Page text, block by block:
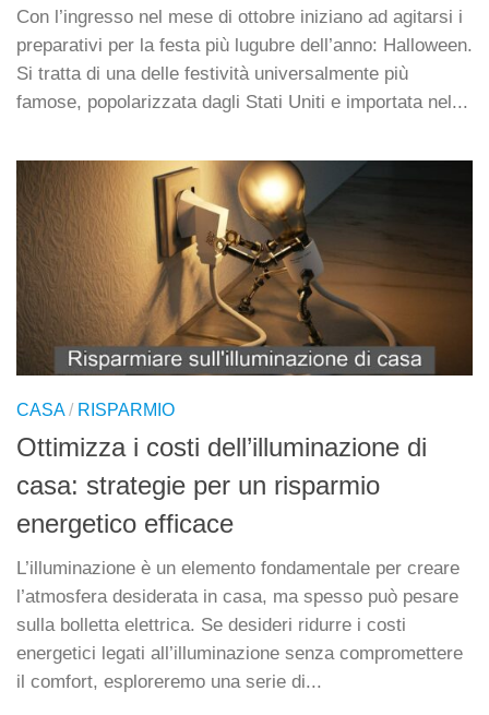
Con l’ingresso nel mese di ottobre iniziano ad agitarsi i
preparativi per la festa più lugubre dell’anno: Halloween.
Si tratta di una delle festività universalmente più
famose, popolarizzata dagli Stati Uniti e importata nel...
CASA/ RISPARMIO
Ottimizza i costi dell’illuminazione di
casa: strategie per un risparmio
energetico efficace
L’illuminazione è un elemento fondamentale per creare
l’atmosfera desiderata in casa, ma spesso può pesare
sulla bolletta elettrica. Se desideri ridurre i costi
energetici legati all’illuminazione senza compromettere
il comfort, esploreremo una serie di...